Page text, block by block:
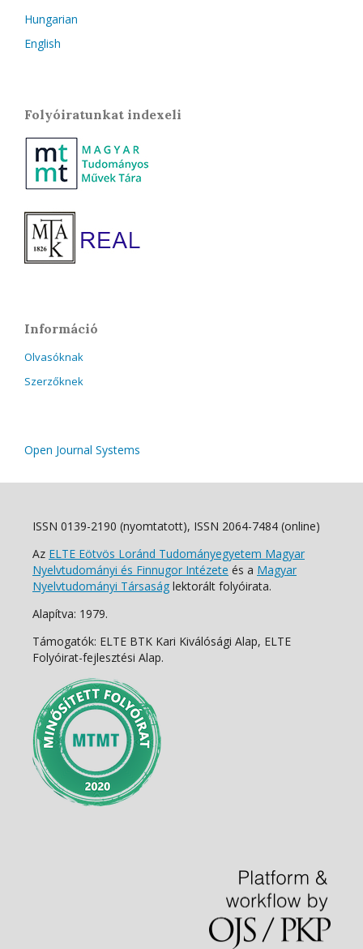
Hungarian
English
Folyóiratunkat indexeli
Információ
Olvasóknak
Szerzőknek
Open Journal Systems
ISSN 0139-2190 (nyomtatott), ISSN 2064-7484 (online)
Az ELTE Eötvös Loránd Tudományegyetem Magyar
Nyelvtudományi és Finnugor Intézete és a Magyar
Nyelvtudományi Társaság lektorált folyóirata.
Alapítva: 1979.
Támogatók: ELTE BTK Kari Kiválósági Alap, ELTE
Folyóirat-fejlesztési Alap.